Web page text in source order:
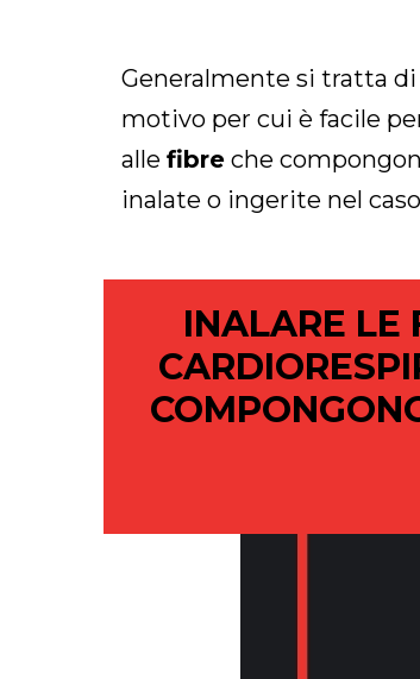
Generalmente si tratta
motivo per cui è facile
alle fibre che
inalate o ingerite nel
INALARE LE